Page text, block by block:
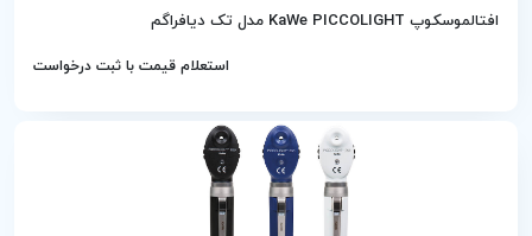
افتالموسکوپ KaWe PICCOLIGHT مدل تک دیافراگم
استعلام قیمت با ثبت درخواست